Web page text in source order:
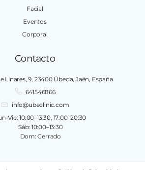
Facial
Eventos
Corporal
Contacto
Linares, 9, 23400 Úbeda, Jaén, España
641546866
info@ubeclinic.com
Vie: 10:00–13:30, 17:00–20:30
Sáb: 10:00–13:30
Dom: Cerrado